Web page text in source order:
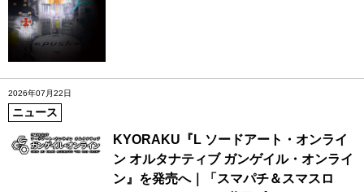
2026年07月22日
ニュース
KYORAKU『L ソードアート・オンライ
ン オルタナティブ ガンゲイル・オンライ
ン』を発売へ｜「スマパチ＆スマスロ